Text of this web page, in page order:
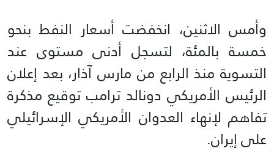
وأمس الاثنين، انخفضت أسعار النفط بنحو
خمسة بالمئة، لتسجل أدنى مستوى عند
التسوية منذ الرابع من مارس آذار، بعد إعلان
الرئيس الأمريكي دونالد ترامب توقيع مذكرة
تفاهم لإنهاء العدوان الأمريكي الإسرائيلي
على إيران.